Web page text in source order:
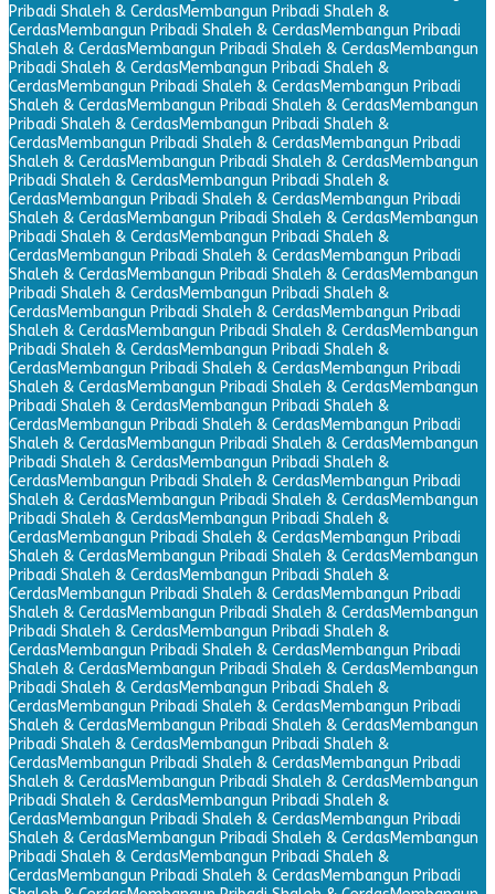
Pribadi Shaleh & CerdasMembangun Pribadi Shaleh &
CerdasMembangun Pribadi Shaleh & CerdasMembangun Pribadi
Shaleh & CerdasMembangun Pribadi Shaleh & CerdasMembangun
Pribadi Shaleh & CerdasMembangun Pribadi Shaleh &
CerdasMembangun Pribadi Shaleh & CerdasMembangun Pribadi
Shaleh & CerdasMembangun Pribadi Shaleh & CerdasMembangun
Pribadi Shaleh & CerdasMembangun Pribadi Shaleh &
CerdasMembangun Pribadi Shaleh & CerdasMembangun Pribadi
Shaleh & CerdasMembangun Pribadi Shaleh & CerdasMembangun
Pribadi Shaleh & CerdasMembangun Pribadi Shaleh &
CerdasMembangun Pribadi Shaleh & CerdasMembangun Pribadi
Shaleh & CerdasMembangun Pribadi Shaleh & CerdasMembangun
Pribadi Shaleh & CerdasMembangun Pribadi Shaleh &
CerdasMembangun Pribadi Shaleh & CerdasMembangun Pribadi
Shaleh & CerdasMembangun Pribadi Shaleh & CerdasMembangun
Pribadi Shaleh & CerdasMembangun Pribadi Shaleh &
CerdasMembangun Pribadi Shaleh & CerdasMembangun Pribadi
Shaleh & CerdasMembangun Pribadi Shaleh & CerdasMembangun
Pribadi Shaleh & CerdasMembangun Pribadi Shaleh &
CerdasMembangun Pribadi Shaleh & CerdasMembangun Pribadi
Shaleh & CerdasMembangun Pribadi Shaleh & CerdasMembangun
Pribadi Shaleh & CerdasMembangun Pribadi Shaleh &
CerdasMembangun Pribadi Shaleh & CerdasMembangun Pribadi
Shaleh & CerdasMembangun Pribadi Shaleh & CerdasMembangun
Pribadi Shaleh & CerdasMembangun Pribadi Shaleh &
CerdasMembangun Pribadi Shaleh & CerdasMembangun Pribadi
Shaleh & CerdasMembangun Pribadi Shaleh & CerdasMembangun
Pribadi Shaleh & CerdasMembangun Pribadi Shaleh &
CerdasMembangun Pribadi Shaleh & CerdasMembangun Pribadi
Shaleh & CerdasMembangun Pribadi Shaleh & CerdasMembangun
Pribadi Shaleh & CerdasMembangun Pribadi Shaleh &
CerdasMembangun Pribadi Shaleh & CerdasMembangun Pribadi
Shaleh & CerdasMembangun Pribadi Shaleh & CerdasMembangun
Pribadi Shaleh & CerdasMembangun Pribadi Shaleh &
CerdasMembangun Pribadi Shaleh & CerdasMembangun Pribadi
Shaleh & CerdasMembangun Pribadi Shaleh & CerdasMembangun
Pribadi Shaleh & CerdasMembangun Pribadi Shaleh &
CerdasMembangun Pribadi Shaleh & CerdasMembangun Pribadi
Shaleh & CerdasMembangun Pribadi Shaleh & CerdasMembangun
Pribadi Shaleh & CerdasMembangun Pribadi Shaleh &
CerdasMembangun Pribadi Shaleh & CerdasMembangun Pribadi
Shaleh & CerdasMembangun Pribadi Shaleh & CerdasMembangun
Pribadi Shaleh & CerdasMembangun Pribadi Shaleh &
CerdasMembangun Pribadi Shaleh & CerdasMembangun Pribadi
Shaleh & CerdasMembangun Pribadi Shaleh & CerdasMembangun
Pribadi Shaleh & CerdasMembangun Pribadi Shaleh &
CerdasMembangun Pribadi Shaleh & CerdasMembangun Pribadi